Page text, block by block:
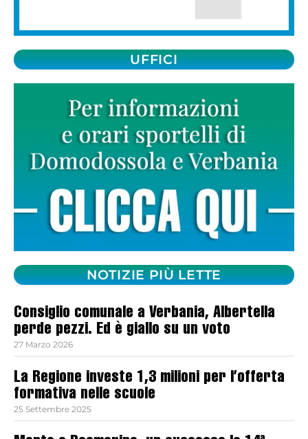
UFFICI
NOTIZIE PIÙ LETTE
Consiglio comunale a Verbania, Albertella
perde pezzi. Ed è giallo su un voto
27 Marzo 2026
La Regione investe 1,3 milioni per l’offerta
formativa nelle scuole
25 Settembre 2025